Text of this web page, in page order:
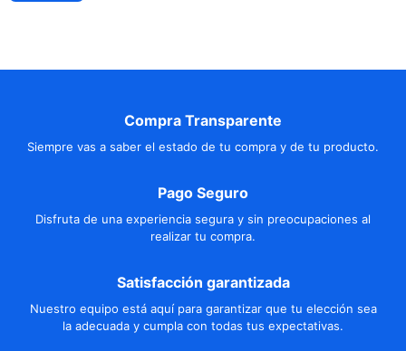
Compra Transparente
Siempre vas a saber el estado de tu compra y de tu producto.
Pago Seguro
Disfruta de una experiencia segura y sin preocupaciones al
realizar tu compra.
Satisfacción garantizada
Nuestro equipo está aquí para garantizar que tu elección sea
la adecuada y cumpla con todas tus expectativas.